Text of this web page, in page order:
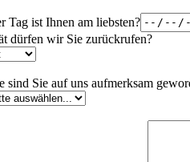
Tag ist Ihnen am liebsten?
dürfen wir Sie zurückrufen?
sind Sie auf uns aufmerksam